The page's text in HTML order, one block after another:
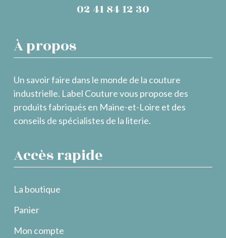
02 41 84 12 30
À propos
Un savoir faire dans le monde de la couture
industrielle. Label Couture vous propose des
produits fabriqués en Maine-et-Loire et des
conseils de spécialistes de la literie.
Accès rapide
La boutique
Panier
Mon compte